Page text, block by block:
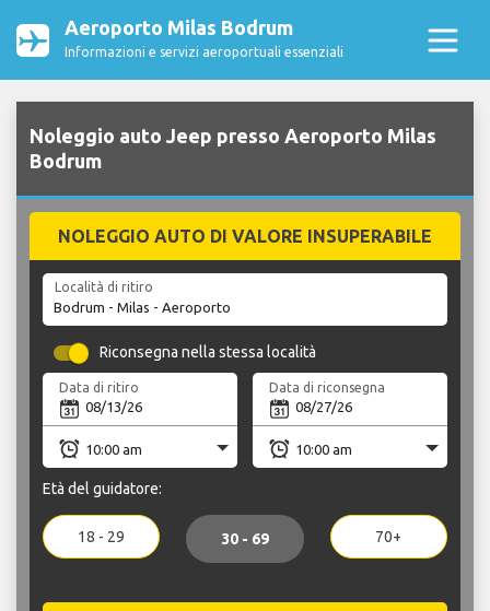
Aeroporto Milas Bodrum
Informazioni e servizi aeroportuali essenziali
Noleggio auto Jeep presso Aeroporto Milas
Bodrum
NOLEGGIO AUTO DI VALORE INSUPERABILE
Località di ritiro
Riconsegna nella stessa località
Data di ritiro Data di riconsegna
Età del guidatore:
18 - 29 30 - 69 70+